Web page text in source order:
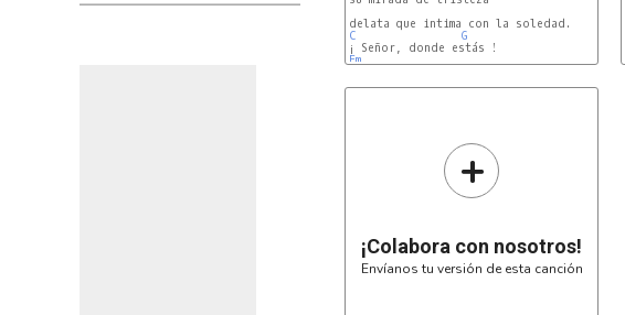
C
G
Em
+
¡Colabora con nosotros!
Envíanos tu versión de esta canción